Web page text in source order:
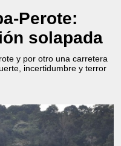
Perote:
solapada
y por otro una carretera
incertidumbre y terror